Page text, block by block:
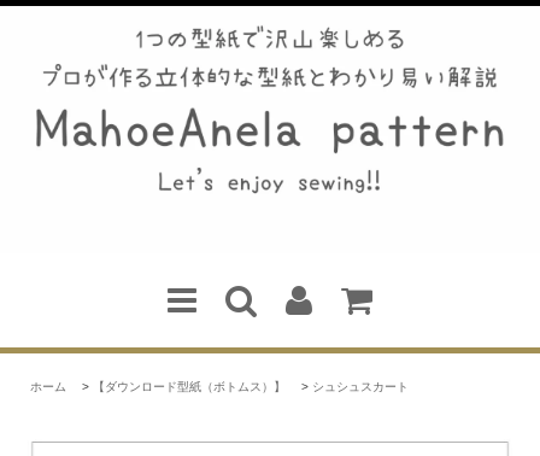
ホーム > 【ダウンロード型紙（ボトムス）】 > シュシュスカート